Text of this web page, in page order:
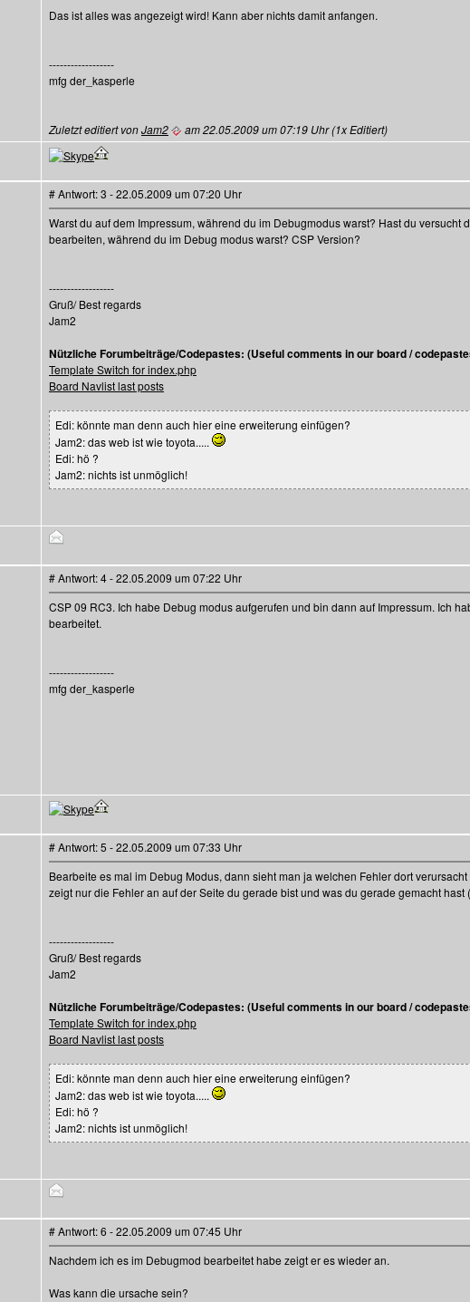
Das ist alles was angezeigt wird! Kann aber nichts damit anfangen.
------------------
mfg der_kasperle
Zuletzt editiert vonJam2 am 22.05.2009 um 07:19 Uhr (1x Editiert)
# Antwort: 3 - 22.05.2009 um 07:20 Uhr
Warst du auf dem Impressum, während du im Debugmodus warst? Hast du versucht
bearbeiten, während du im Debug modus warst? CSP Version?
------------------
Gruß/ Best regards
Jam2
Nützliche Forumbeiträge/Codepastes: (Useful comments in our board /
Template Switch for index.php
Board Navlist last posts
Edi: könnte man denn auch hier eine erweiterung einfügen?
Jam2: das web ist wie toyota.....
Edi: hö ?
Jam2: nichts ist unmöglich!
# Antwort: 4 - 22.05.2009 um 07:22 Uhr
CSP 09 RC3. Ich habe Debug modus aufgerufen und bin dann auf Impressum. Ich
bearbeitet.
------------------
mfg der_kasperle
# Antwort: 5 - 22.05.2009 um 07:33 Uhr
Bearbeite es mal im Debug Modus, dann sieht man ja welchen Fehler dort
zeigt nur die Fehler an auf der Seite du gerade bist und was du gerade gemacht hast
------------------
Gruß/ Best regards
Jam2
Nützliche Forumbeiträge/Codepastes: (Useful comments in our board /
Template Switch for index.php
Board Navlist last posts
Edi: könnte man denn auch hier eine erweiterung einfügen?
Jam2: das web ist wie toyota.....
Edi: hö ?
Jam2: nichts ist unmöglich!
# Antwort: 6 - 22.05.2009 um 07:45 Uhr
Nachdem ich es im Debugmod bearbeitet habe zeigt er es wieder an.
Was kann die ursache sein?